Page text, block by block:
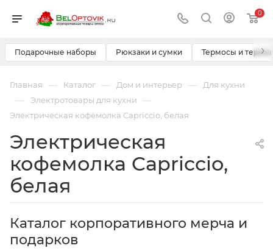
0
Подарочные наборы Рюкзаки и сумки Термосы и ›
Главная — Каталог — Дом и интерьер — Для кухни
— Электротовары для кухни —
Электрическая кофемолка Capriccio, белая
Электрическая
кофемолка Capriccio,
белая
Каталог корпоративного мерча и
подарков